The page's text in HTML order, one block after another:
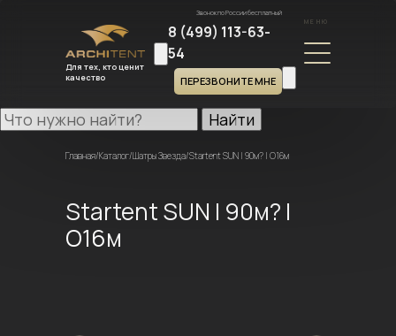
Для тех, кто ценит
качество
Звонок по России бесплатный
8 (499) 113-63-
54
ПЕРЕЗВОНИТЕ МНЕ
МЕНЮ
Найти
Главная/Каталог/Шатры Звезда/Startent SUN | 90м? | O16м
Startent SUN | 90м? |
O16м